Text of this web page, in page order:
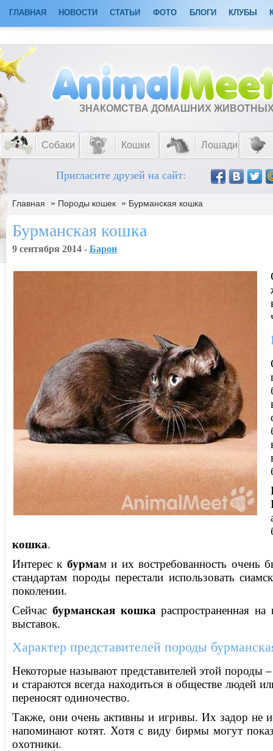
ГЛАВНАЯ НОВОСТИ СТАТЬИ ФОТО БЛОГИ КЛУБЫ
ЗНАКОМСТВА ДОМАШНИХ
Собаки Кошки Лошади
Пригласите друзей на сайт:
Главная » Породы кошек » Бурманская кошка
Бурманская кошка
9 сентября 2014 - Барон
кошка.
Интерес к бурмам и их востребованность очень
стандартам породы перестали использовать
поколении.
Сейчас бурманская кошка распространенная
выставок.
Характер представителей породы
Некоторые называют представителей этой
и стараются всегда находиться в обществе
переносят одиночество.
Также, они очень активны и игривы. Их задор не
напоминают котят. Хотя с виду бирмы могут
охотники.